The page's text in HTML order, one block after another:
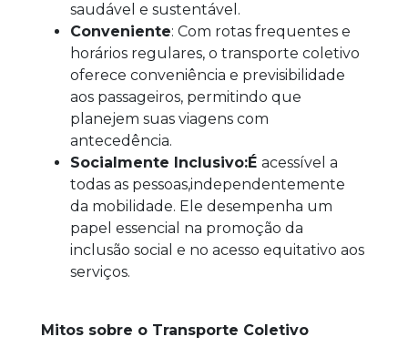
saudável e sustentável.
Conveniente: Com rotas frequentes e
horários regulares, o transporte coletivo
oferece conveniência e previsibilidade
aos passageiros, permitindo que
planejem suas viagens com
antecedência.
Socialmente Inclusivo:Éacessível a
todas as pessoas,independentemente
da mobilidade. Ele desempenha um
papel essencial na promoção da
inclusão social e no acesso equitativo aos
serviços.
Mitos sobre o Transporte Coletivo